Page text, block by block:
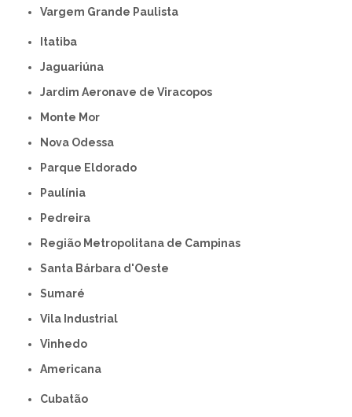
Vargem Grande Paulista
Itatiba
Jaguariúna
Jardim Aeronave de Viracopos
Monte Mor
Nova Odessa
Parque Eldorado
Paulínia
Pedreira
Região Metropolitana de Campinas
Santa Bárbara d'Oeste
Sumaré
Vila Industrial
Vinhedo
americana
Cubatão